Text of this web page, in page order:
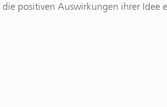
positiven Auswirkungen ihrer Idee